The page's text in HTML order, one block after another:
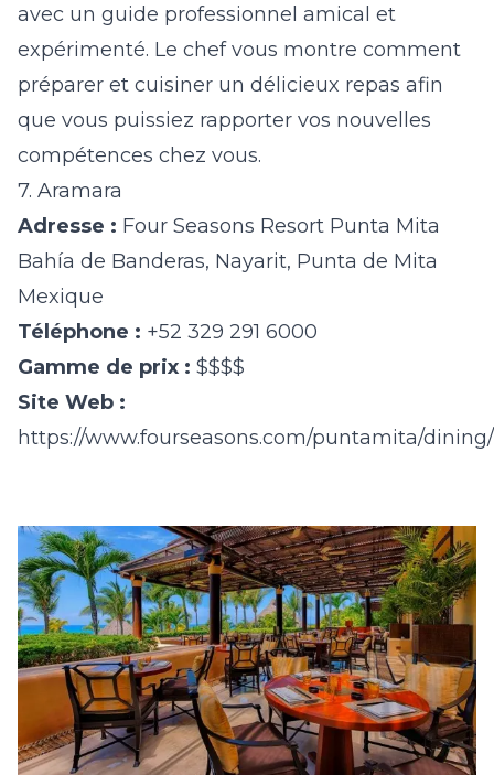
avec un guide professionnel amical et
expérimenté. Le chef vous montre comment
préparer et cuisiner un délicieux repas afin
que vous puissiez rapporter vos nouvelles
compétences chez vous.
7. Aramara
Adresse : Four Seasons Resort Punta Mita
Bahía de Banderas, Nayarit, Punta de Mita
Mexique
Téléphone : +52 329 291 6000
Gamme de prix : $$$$
Site Web :
https://www.fourseasons.com/puntamita/